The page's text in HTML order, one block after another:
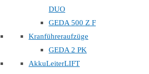
DUO
GEDA 500 Z F
Kranführeraufzüge
GEDA 2 PK
AkkuLeiterLIFT